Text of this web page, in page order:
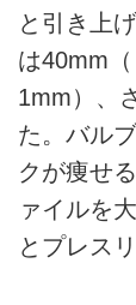
と引き上
は40mm
1mm）、
た。バル
クが痩せ
ァイルを
とプレス